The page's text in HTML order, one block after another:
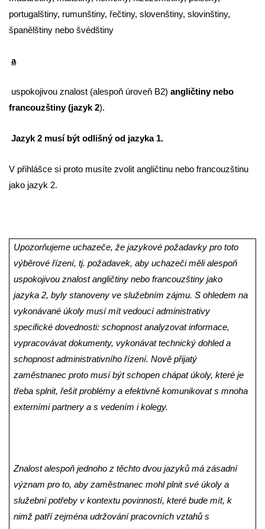
portugalštiny, rumunštiny, řečtiny, slovenštiny, slovinštiny,
španělštiny nebo švédštiny
a
uspokojivou znalost (alespoň úroveň B2) angličtiny nebo
francouzštiny (jazyk 2).
Jazyk 2 musí být odlišný od jazyka 1.
V přihlášce si proto musíte zvolit angličtinu nebo francouzštinu
jako jazyk 2.
Upozorňujeme uchazeče, že jazykové požadavky pro toto
výběrové řízení, tj. požadavek, aby uchazeči měli alespoň
uspokojivou znalost angličtiny nebo francouzštiny jako
jazyka 2, byly stanoveny ve služebním zájmu. S ohledem na
vykonávané úkoly musí mít vedoucí administrativy
specifické dovednosti: schopnost analyzovat informace,
vypracovávat dokumenty, vykonávat technický dohled a
schopnost administrativního řízení. Nově přijatý
zaměstnanec proto musí být schopen chápat úkoly, které je
třeba splnit, řešit problémy a efektivně komunikovat s mnoha
externími partnery a s vedením i kolegy.
Znalost alespoň jednoho z těchto dvou jazyků má zásadní
význam pro to, aby zaměstnanec mohl plnit své úkoly a
služební potřeby v kontextu povinností, které bude mít, k
nimž patří zejména udržování pracovních vztahů s